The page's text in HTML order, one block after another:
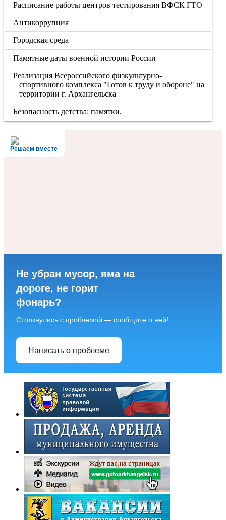
Расписание работы центров тестирования ВФСК ГТО
Антикоррупция
Городская среда
Памятные даты военной истории России
Реализация Всероссийского физкультурно-
спортивного комплекса "Готов к труду и обороне" на
территории г. Архангельска
Безопасность детства: памятки.
Решаем вместе
Не убран мусор, яма на
дороге, не горит
фонарь?
Столкнулись с проблемой — сообщите о ней!
Написать о проблеме